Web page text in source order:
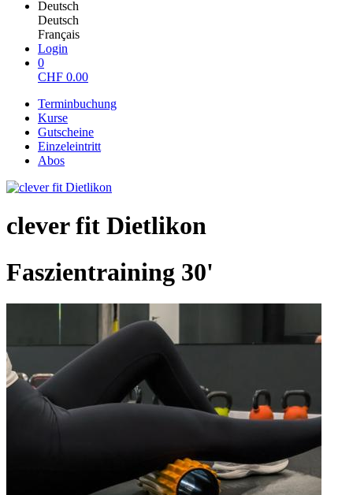
Deutsch
Deutsch
Français
Login
0
CHF 0.00
Terminbuchung
Kurse
Gutscheine
Einzeleintritt
Abos
clever fit Dietlikon
Faszientraining 30'